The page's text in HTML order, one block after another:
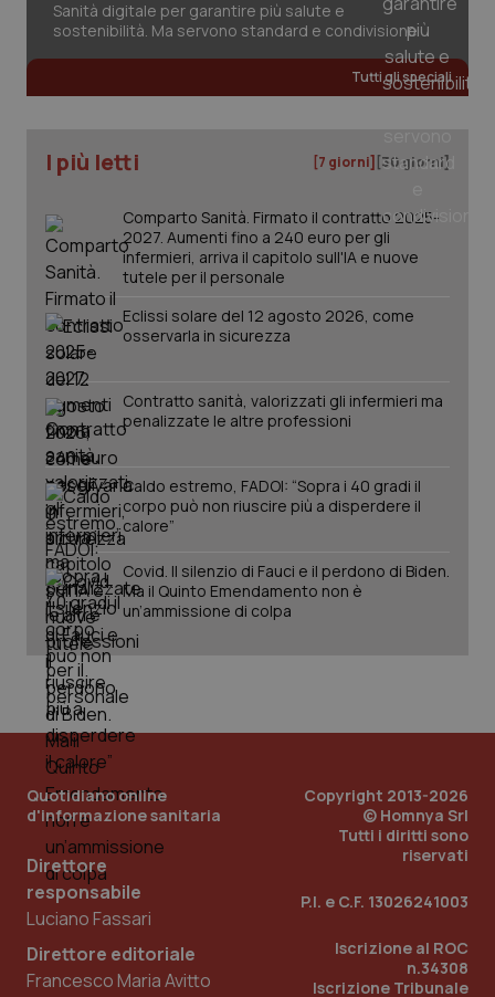
Sanità digitale per garantire più salute e
sostenibilità. Ma servono standard e condivisione
Tutti gli speciali
I più letti [7 giorni] [30 giorni]
Comparto Sanità. Firmato il contratto 2025-
2027. Aumenti fino a 240 euro per gli
infermieri, arriva il capitolo sull'IA e nuove
tutele per il personale
Eclissi solare del 12 agosto 2026, come
osservarla in sicurezza
Contratto sanità, valorizzati gli infermieri ma
penalizzate le altre professioni
Caldo estremo, FADOI: “Sopra i 40 gradi il
corpo può non riuscire più a disperdere il
calore”
Covid. Il silenzio di Fauci e il perdono di Biden.
Ma il Quinto Emendamento non è
un’ammissione di colpa
Quotidiano online
d'informazione sanitaria
Direttore
responsabile
Luciano Fassari
Direttore editoriale
Francesco Maria Avitto
Copyright 2013-2026
© Homnya Srl
Tutti i diritti sono
riservati
P.I. e C.F. 13026241003
Iscrizione al ROC
n.34308
Iscrizione Tribunale
PHPSESSID